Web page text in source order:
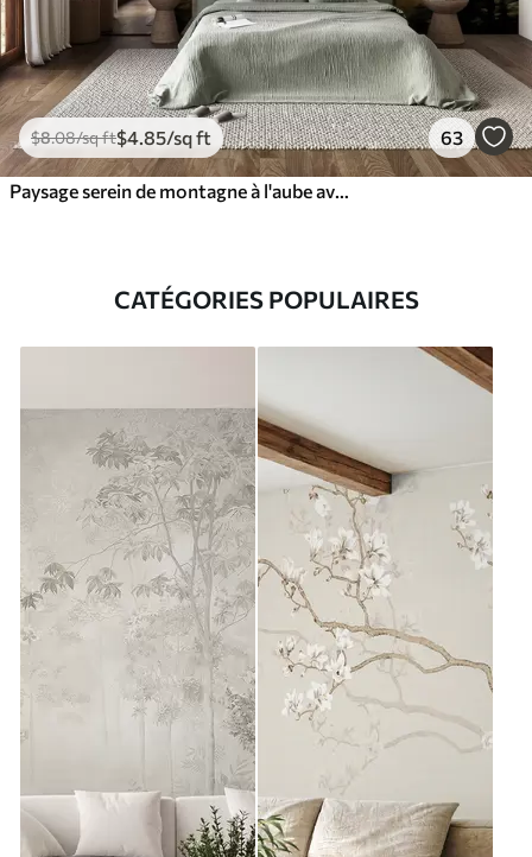
$8.08/sq ft$4.85/sq ft 63
Paysage serein de montagne à l'aube avec une douce brume sur fond de forêt
CATÉGORIES POPULAIRES